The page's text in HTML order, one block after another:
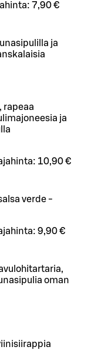
7,90 €
ja
rapeaa
ja
10,90 €
verde -
9,90 €
oman